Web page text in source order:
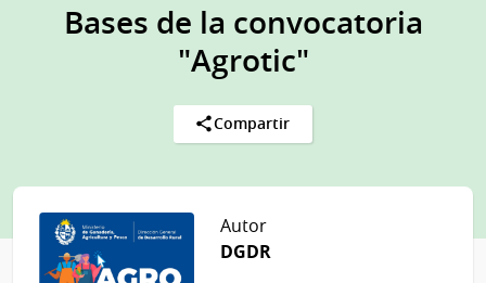
Bases de la convocatoria
"Agrotic"
Compartir
Autor
DGDR